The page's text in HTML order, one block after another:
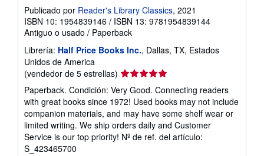
Publicado por Reader's Library Classics, 2021
ISBN 10: 1954839146 / ISBN 13: 9781954839144
Antiguo o usado / Paperback
Librería: Half Price Books Inc., Dallas, TX, Estados
Unidos de America
(vendedor de 5 estrellas) Calificación
del
vendedor:
5
de
5
estrellas
Paperback. Condición: Very Good. Connecting readers
with great books since 1972! Used books may not include
companion materials, and may have some shelf wear or
limited writing. We ship orders daily and Customer
Service is our top priority! Nº de ref. del artículo:
S_423465700